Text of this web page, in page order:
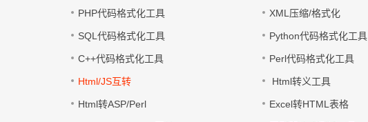
PHP代码格式化工具 XML压缩/格式化
SQL代码格式化工具 Python代码格式化工具
C++代码格式化工具 Perl代码格式化工具
Html/JS互转 Html转义工具
Html转ASP/Perl Excel转HTML表格